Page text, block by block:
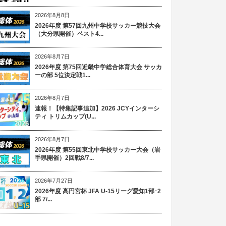
2026年8月8日
2026年度 第57回九州中学校サッカー競技大会
（大分県開催）ベスト4...
2026年8月7日
2026年度 第75回近畿中学総合体育大会 サッカ
ーの部 5位決定戦1...
2026年8月7日
速報！【特集記事追加】2026 JCYインターシ
ティ トリムカップ(U...
2026年8月7日
2026年度 第55回東北中学校サッカー大会（岩
手県開催）2回戦8/7...
2026年7月27日
2026年度 高円宮杯 JFA U-15リーグ愛知1部･2
部 7/...